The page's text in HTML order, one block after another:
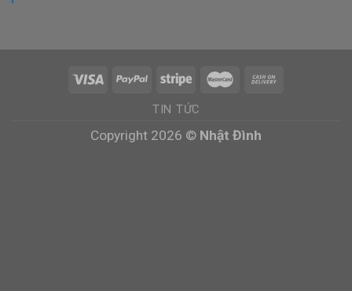
TIN TỨC
Copyright 2026 © Nhật Đình